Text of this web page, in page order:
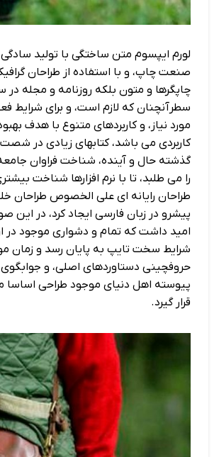
لورم ایپسوم متن ساختگی با تولید سادگی
صنعت چاپ، و با استفاده از طراحان
چاپگرها و متون بلکه روزنامه و مجله در
سطرآنچنان که لازم است، و برای شرایط
مورد نیاز، و کاربردهای متنوع با هدف
کاربردی می باشد، کتابهای زیادی در
گذشته حال و آینده، شناخت فراوان
را می طلبد، تا با نرم افزارها شناخت
طراحان رایانه ای علی الخصوص طراحان
پیشرو در زبان فارسی ایجاد کرد، در این
امید داشت که تمام و دشواری موجود در
شرایط سخت تایپ به پایان رسد و زمان
حروفچینی دستاوردهای اصلی، و
پیوسته اهل دنیای موجود طراحی اساسا
قرار گیرد.